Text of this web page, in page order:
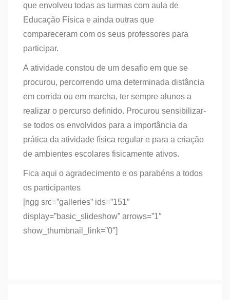
que envolveu todas as turmas com aula de
Educação Física e ainda outras que
compareceram com os seus professores para
participar.
A atividade constou de um desafio em que se
procurou, percorrendo uma determinada distância
em corrida ou em marcha, ter sempre alunos a
realizar o percurso definido. Procurou sensibilizar-
se todos os envolvidos para a importância da
prática da atividade física regular e para a criação
de ambientes escolares fisicamente ativos.
Fica aqui o agradecimento e os parabéns a todos
os participantes
[ngg src=”galleries” ids=”151″
display=”basic_slideshow” arrows=”1″
show_thumbnail_link=”0″]